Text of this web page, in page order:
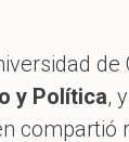
y Política,